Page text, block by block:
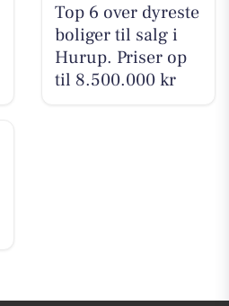
Top 6 over dyreste
boliger til salg i
Hurup. Priser op
til 8.500.000 kr